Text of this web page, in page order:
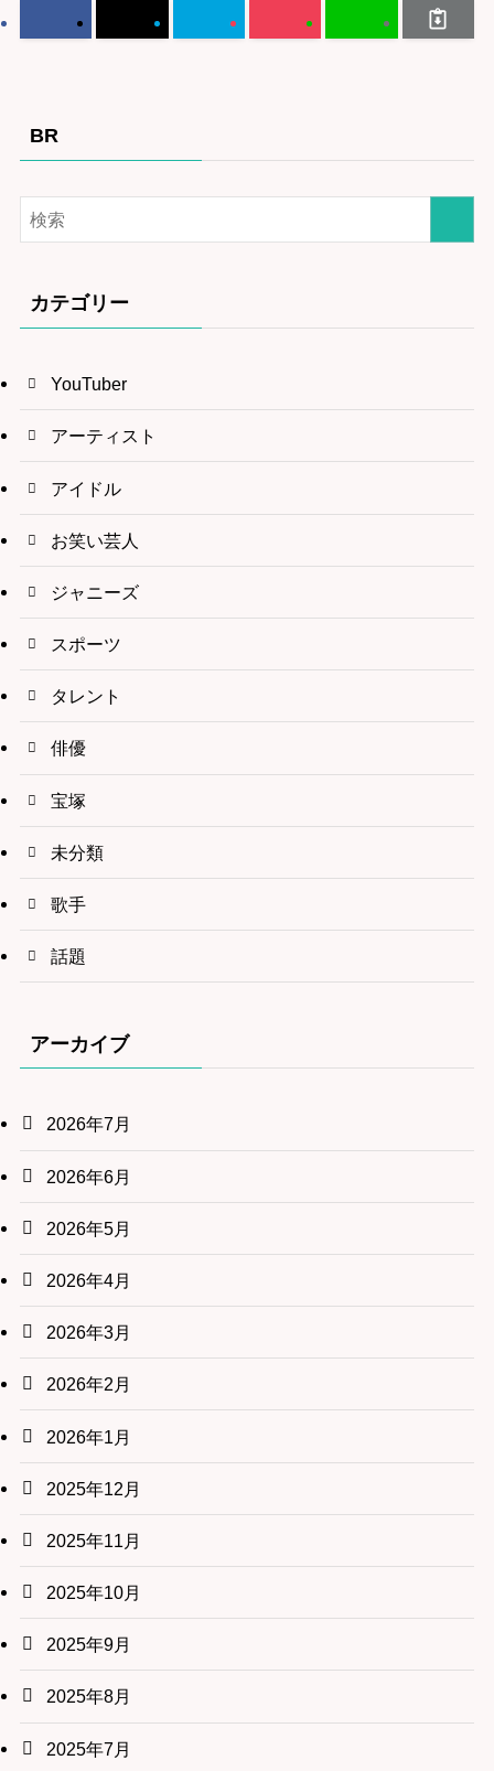
BR
カテゴリー
YouTuber
アーティスト
アイドル
お笑い芸人
ジャニーズ
スポーツ
タレント
俳優
宝塚
未分類
歌手
話題
アーカイブ
2026年7月
2026年6月
2026年5月
2026年4月
2026年3月
2026年2月
2026年1月
2025年12月
2025年11月
2025年10月
2025年9月
2025年8月
2025年7月